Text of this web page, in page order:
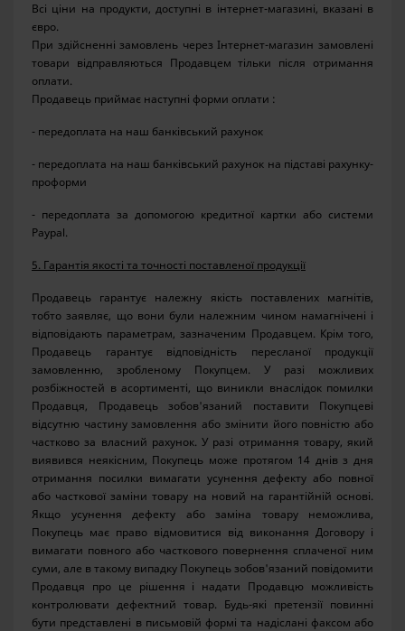
Всі ціни на продукти, доступні в інтернет-магазині, вказані в
євро.
При здійсненні замовлень через Інтернет-магазин замовлені
товари відправляються Продавцем тільки після отримання
оплати.
Продавець приймає наступні форми оплати :
- передоплата на наш банківський рахунок
- передоплата на наш банківський рахунок на підставі рахунку-
проформи
- передоплата за допомогою кредитної картки або системи
Paypal.
5. Гарантія якості та точності поставленої продукції
Продавець гарантує належну якість поставлених магнітів,
тобто заявляє, що вони були належним чином намагнічені і
відповідають параметрам, зазначеним Продавцем. Крім того,
Продавець гарантує відповідність пересланої продукції
замовленню, зробленому Покупцем. У разі можливих
розбіжностей в асортименті, що виникли внаслідок помилки
Продавця, Продавець зобов'язаний поставити Покупцеві
відсутню частину замовлення або змінити його повністю або
частково за власний рахунок. У разі отримання товару, який
виявився неякісним, Покупець може протягом 14 днів з дня
отримання посилки вимагати усунення дефекту або повної
або часткової заміни товару на новий на гарантійній основі.
Якщо усунення дефекту або заміна товару неможлива,
Покупець має право відмовитися від виконання Договору і
вимагати повного або часткового повернення сплаченої ним
суми, але в такому випадку Покупець зобов'язаний повідомити
Продавця про це рішення і надати Продавцю можливість
контролювати дефектний товар. Будь-які претензії повинні
бути представлені в письмовій формі та надіслані факсом або